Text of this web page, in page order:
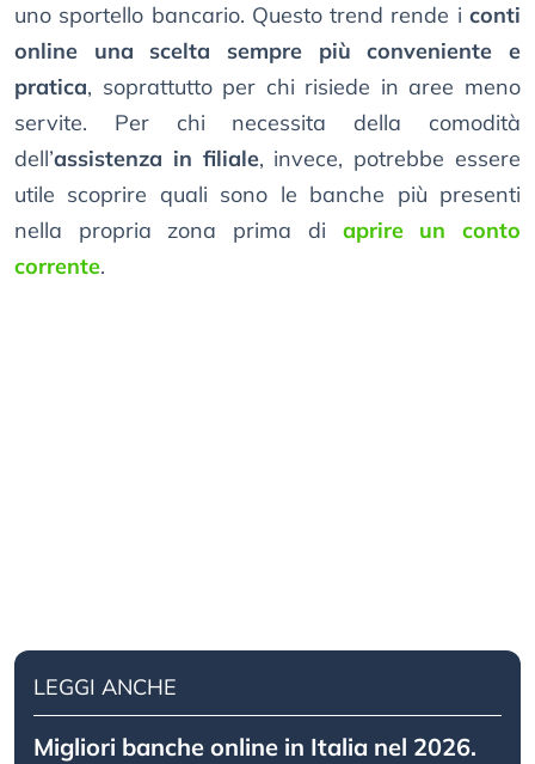
uno sportello bancario. Questo trend rende i conti
online una scelta sempre più conveniente e
pratica, soprattutto per chi risiede in aree meno
servite. Per chi necessita della comodità
dell’assistenza in filiale, invece, potrebbe essere
utile scoprire quali sono le banche più presenti
nella propria zona prima di aprire un conto
corrente.
LEGGI ANCHE
Migliori banche online in Italia nel 2026.